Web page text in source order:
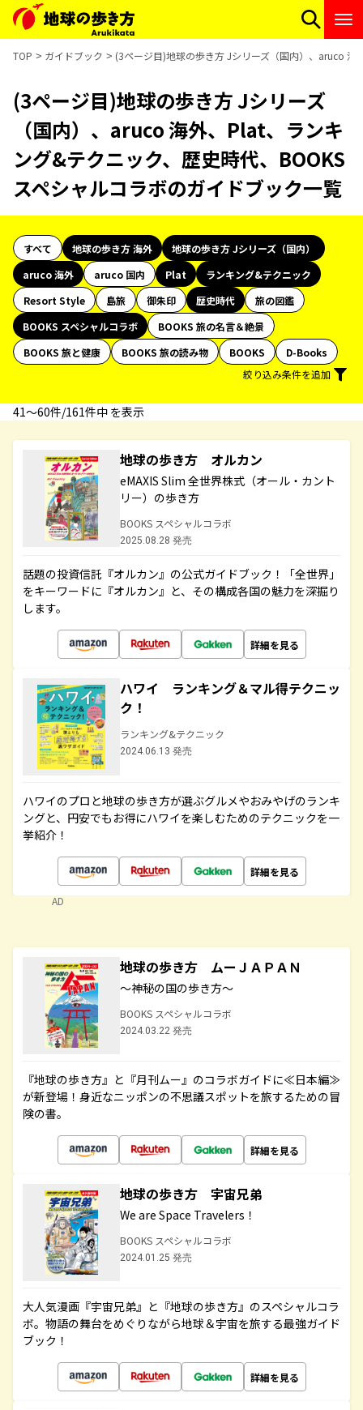
TOP ガイドブック (3ページ目)地球の歩き方 Jシリーズ（国内）、aruco
(3ページ目)地球の歩き方 Jシリーズ
（国内）、aruco 海外、Plat、ランキ
ング&テクニック、歴史時代、BOOKS
スペシャルコラボのガイドブック一覧
すべて 地球の歩き方 海外
地球の歩き方 Jシリーズ（国内）
aruco 海外
aruco 国内 Plat
ランキング&テクニック
Resort Style
島旅 御朱印 歴史時代
旅の図鑑
BOOKS スペシャルコラボ
BOOKS 旅の名言＆絶景
BOOKS 旅と健康
BOOKS 旅の読み物 BOOKS
D-Books
絞り込み条件を追加
41〜60件/161件中 を表示
地球の歩き方 オルカン
eMAXIS Slim 全世界株式（オール・カント
リー）の歩き方
BOOKS スペシャルコラボ
2025.08.28 発売
話題の投資信託『オルカン』の公式ガイドブック！「全世界」
をキーワードに『オルカン』と、その構成各国の魅力を深掘り
します。
詳細を見る
ハワイ ランキング＆マル得テクニッ
ク！
ランキング&テクニック
2024.06.13 発売
ハワイのプロと地球の歩き方が選ぶグルメやおみやげのランキ
ングと、円安でもお得にハワイを楽しむためのテクニックを一
挙紹介！
詳細を見る
AD
地球の歩き方 ムーＪＡＰＡＮ
～神秘の国の歩き方～
BOOKS スペシャルコラボ
2024.03.22 発売
『地球の歩き方』と『月刊ムー』のコラボガイドに≪日本編≫
が新登場！身近なニッポンの不思議スポットを旅するための冒
険の書。
詳細を見る
地球の歩き方 宇宙兄弟
We are Space Travelers！
BOOKS スペシャルコラボ
2024.01.25 発売
大人気漫画『宇宙兄弟』と『地球の歩き方』のスペシャルコラ
ボ。物語の舞台をめぐりながら地球＆宇宙を旅する最強ガイド
ブック！
詳細を見る